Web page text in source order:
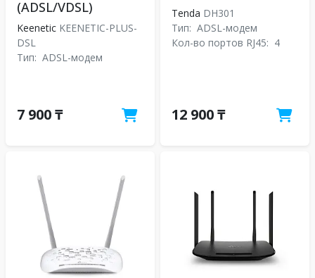
(ADSL/VDSL)
Keenetic KEENETIC-PLUS-
DSL
Тип: ADSL-модем
7 900 ₸
Tenda DH301
Тип: ADSL-модем
Кол-во портов RJ45: 4
12 900 ₸